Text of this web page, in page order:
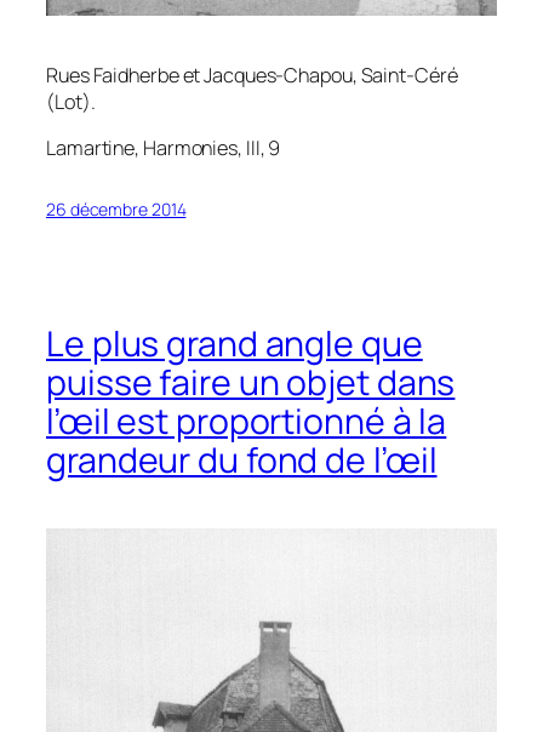
Rues Faidherbe et Jacques-Chapou, Saint-Céré
(Lot).
Lamartine, Harmonies, III, 9
26 décembre 2014
Le plus grand angle que
puisse faire un objet dans
l’œil est proportionné à la
grandeur du fond de l’œil